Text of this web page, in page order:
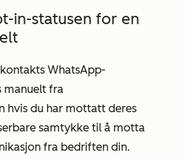
in-statusen for en
WhatsApp-
manuelt fra
hvis du har mottatt deres
samtykke til å motta
fra bedriften din.